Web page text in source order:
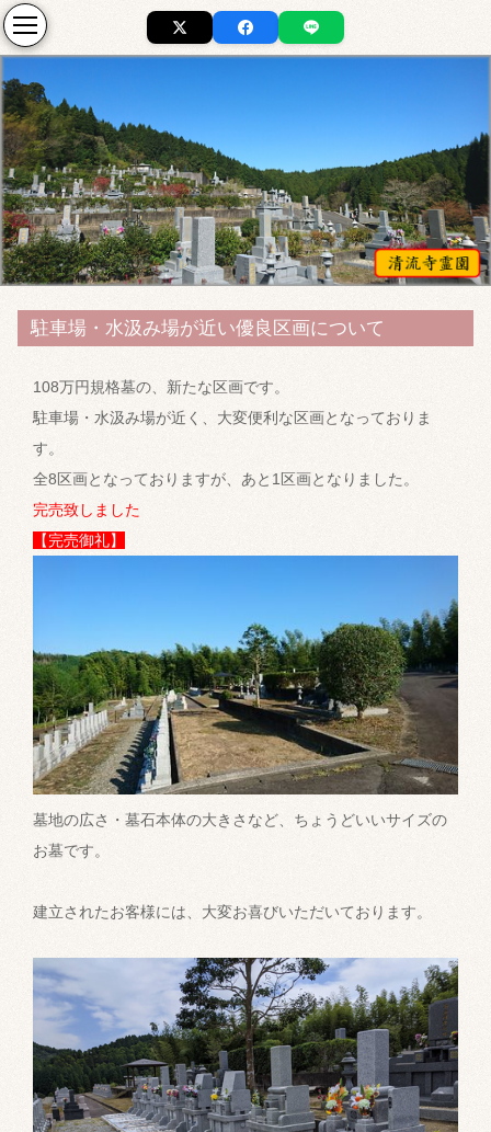
駐車場・水汲み場が近い優良区画について
108万円規格墓の、新たな区画です。
駐車場・水汲み場が近く、大変便利な区画となっておりま
す。
全8区画となっておりますが、あと1区画となりました。
完売致しました
【完売御礼】
墓地の広さ・墓石本体の大きさなど、ちょうどいいサイズの
お墓です。
建立されたお客様には、大変お喜びいただいております。